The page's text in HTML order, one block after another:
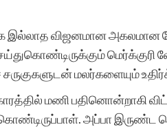
இல்லாத விஜனமான அகலமான
மெர்க்குரி
சருகுகளுடன் மலர்களையும்
மணி பதினொன்றாகி
அப்பா இருண்ட